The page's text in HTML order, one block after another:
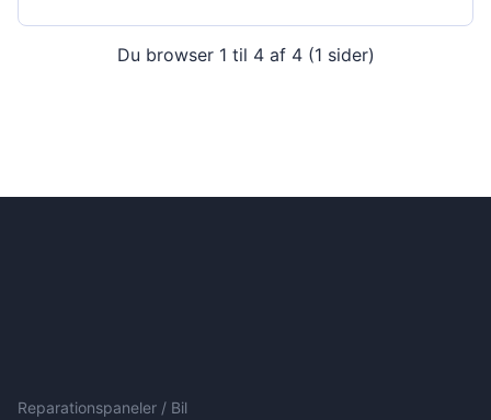
Du browser 1 til 4 af 4 (1 sider)
Reparationspaneler / Bil